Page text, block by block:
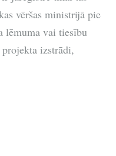
vēršas ministrijā pie
lēmuma vai tiesību
izstrādi,